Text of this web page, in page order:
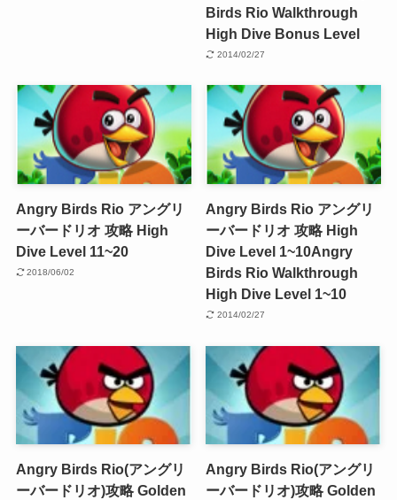
Birds Rio Walkthrough
High Dive Bonus Level
2014/02/27
Angry Birds Rio アングリ
ーバードリオ 攻略 High
Dive Level 11~20
2018/06/02
Angry Birds Rio アングリ
ーバードリオ 攻略 High
Dive Level 1~10Angry
Birds Rio Walkthrough
High Dive Level 1~10
2014/02/27
Angry Birds Rio(アングリ
ーバードリオ)攻略 Golden
Angry Birds Rio(アングリ
ーバードリオ)攻略 Golden